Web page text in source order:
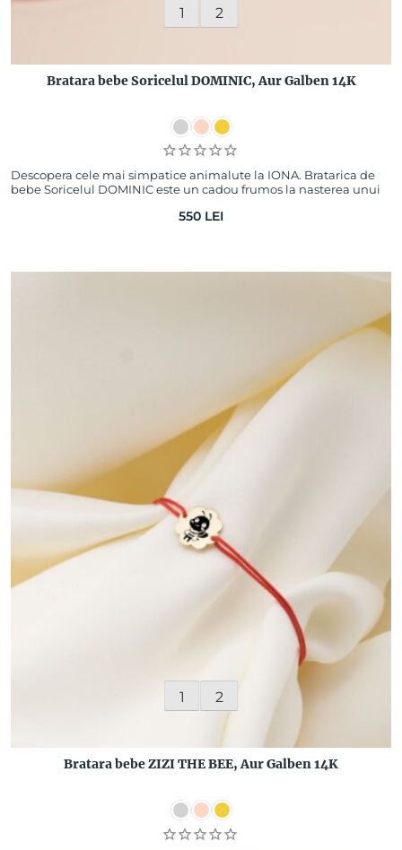
1 2
Bratara bebe Soricelul DOMINIC, Aur Galben 14K
Descopera cele mai simpatice animalute la IONA. Bratarica de
bebe Soricelul DOMINIC este un cadou frumos la nasterea unui
550 LEI
1 2
Bratara bebe ZIZI THE BEE, Aur Galben 14K